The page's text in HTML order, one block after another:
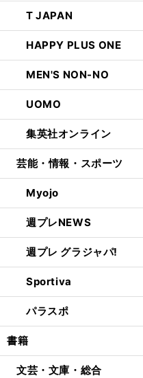
T JAPAN
HAPPY PLUS ONE
MEN'S NON-NO
UOMO
集英社オンライン
芸能・情報・スポーツ
Myojo
週プレNEWS
週プレ グラジャパ!
Sportiva
パラスポ
書籍
文芸・文庫・総合